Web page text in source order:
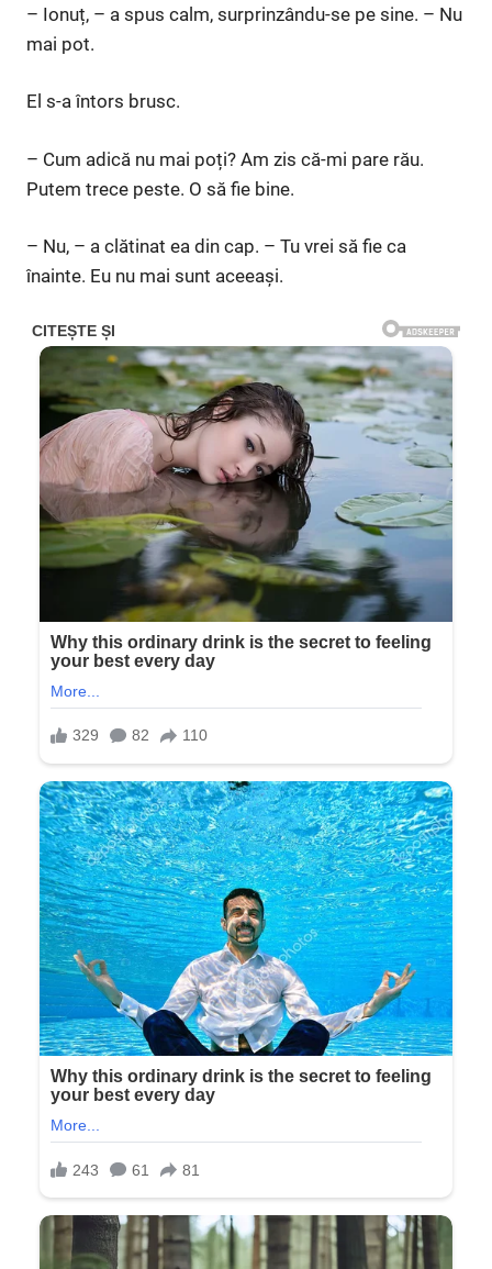
– Ionuț, – a spus calm, surprinzându-se pe sine. – Nu
mai pot.
El s-a întors brusc.
– Cum adică nu mai poți? Am zis că-mi pare rău.
Putem trece peste. O să fie bine.
– Nu, – a clătinat ea din cap. – Tu vrei să fie ca
înainte. Eu nu mai sunt aceeași.